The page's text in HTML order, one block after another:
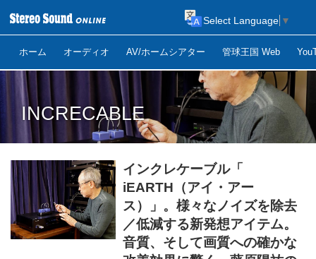
ホーム オーディオ AV/ホームシアター 管球王国 Web
Select Language ▼
INCRECABLE
インクレケーブル「
iEARTH（アイ・アー
ス）」。様々なノイズを除去
／低減する新発想アイテム。
音質、そして画質への確かな